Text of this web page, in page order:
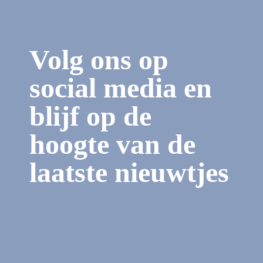
Volg ons op
social media en
blijf op de
hoogte van de
laatste nieuwtjes